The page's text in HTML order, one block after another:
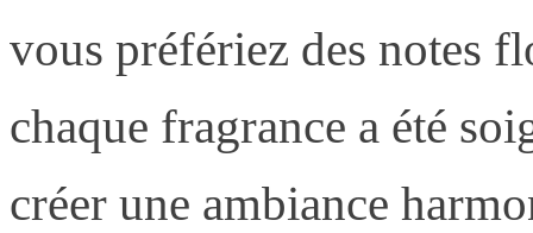
vous préfériez des notes
chaque fragrance a été
créer une ambiance